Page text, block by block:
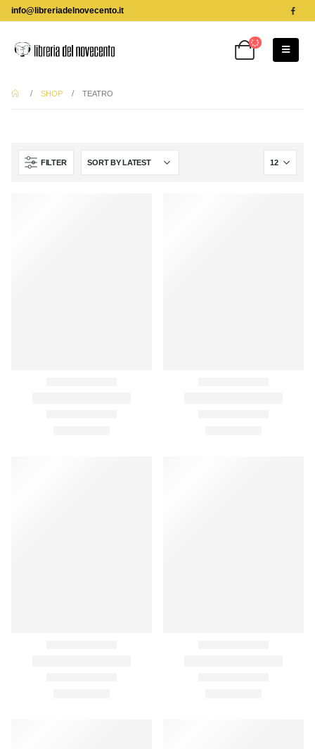
info@libreriadelnovecento.it
SHOP TEATRO
FILTER